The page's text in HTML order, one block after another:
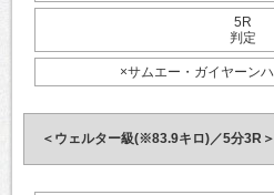
5R
判定
×サムエー・ガイヤーンハ
＜ウェルター級(※83.9キロ)／5分3R＞